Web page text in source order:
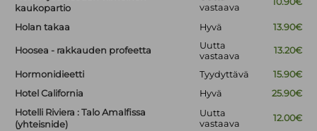
kaukopartio
vastaava
Holan takaa Hyvä 13.90€
Hoosea - rakkauden profeetta
Uutta
vastaava
13.20€
Hormonidieetti Tyydyttävä
15.90€
Hotel California
Hyvä
25.90€
Hotelli Riviera : Talo Amalfissa
(yhteisnide)
Uutta
vastaava
12.00€